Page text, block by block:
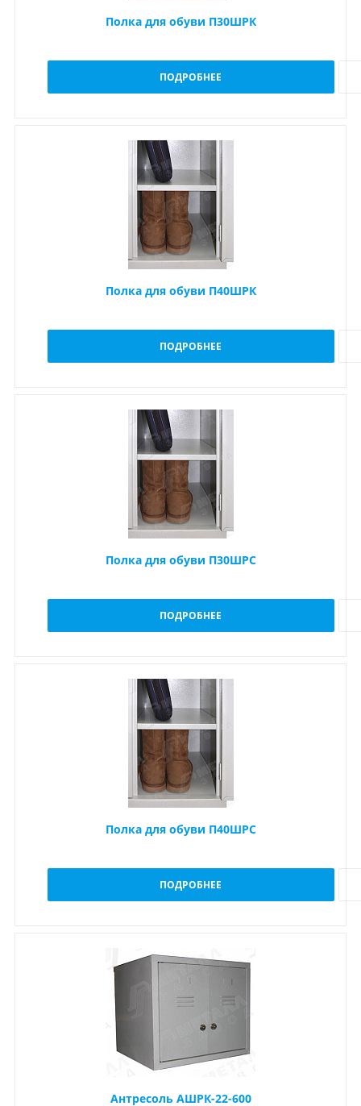
Полка для обуви П30ШРК
ПОДРОБНЕЕ
Полка для обуви П40ШРК
ПОДРОБНЕЕ
Полка для обуви П30ШРС
ПОДРОБНЕЕ
Полка для обуви П40ШРС
ПОДРОБНЕЕ
Антресоль АШРК-22-600